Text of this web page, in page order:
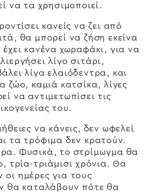
να τα χρησιμοποιεί.
κανείς να ζει από
θα μπορεί να ζήση εκείνα
κανένα χωραφάκι, για να
λίγο σιτάρι,
λίγα ελαιόδεντρα, και
ζώο, καμιά κατσίκα, λίγες
να αντιμετωπίσει τις
του.
να κάνεις, δεν ωφελεί
τα τρόφιμα δεν κρατούν.
Φυσικά, το στρίμωγμα θα
τρία-τριάμισι χρόνια. Θα
οι ημέρες για τους
θα καταλάβουν πότε θα